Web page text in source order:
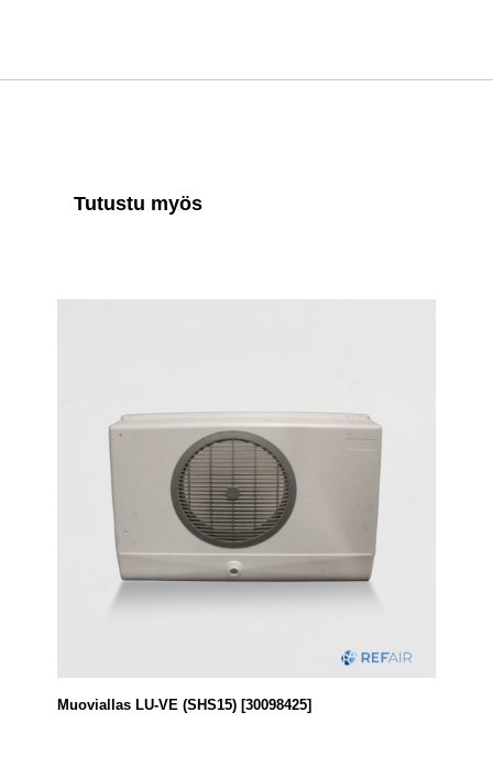
Tutustu myös
Muoviallas LU-VE (SHS15) [30098425]